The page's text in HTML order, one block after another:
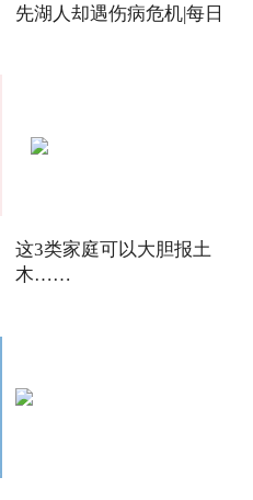
先湖人却遇伤病危机|每日
这3类家庭可以大胆报土
木……